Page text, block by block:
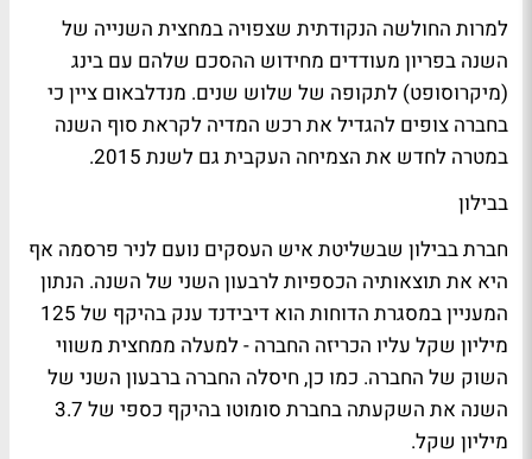
למרות החולשה הנקודתית שצפויה במחצית השנייה של
השנה בפריון מעודדים מחידוש ההסכם שלהם עם בינג
(מיקרוסופט) לתקופה של שלוש שנים. מנדלבאום ציין כי
בחברה צופים להגדיל את רכש המדיה לקראת סוף השנה
במטרה לחדש את הצמיחה העקבית גם לשנת 2015.
בבילון
חברת בבילון שבשליטת איש העסקים נועם לניר פרסמה אף
היא את תוצאותיה הכספיות לרבעון השני של השנה. הנתון
המעניין במסגרת הדוחות הוא דיבידנד ענק בהיקף של 125
מיליון שקל עליו הכריזה החברה - למעלה ממחצית משווי
השוק של החברה. כמו כן, חיסלה החברה ברבעון השני של
השנה את השקעתה בחברת סומוטו בהיקף כספי של 3.7
מיליון שקל.